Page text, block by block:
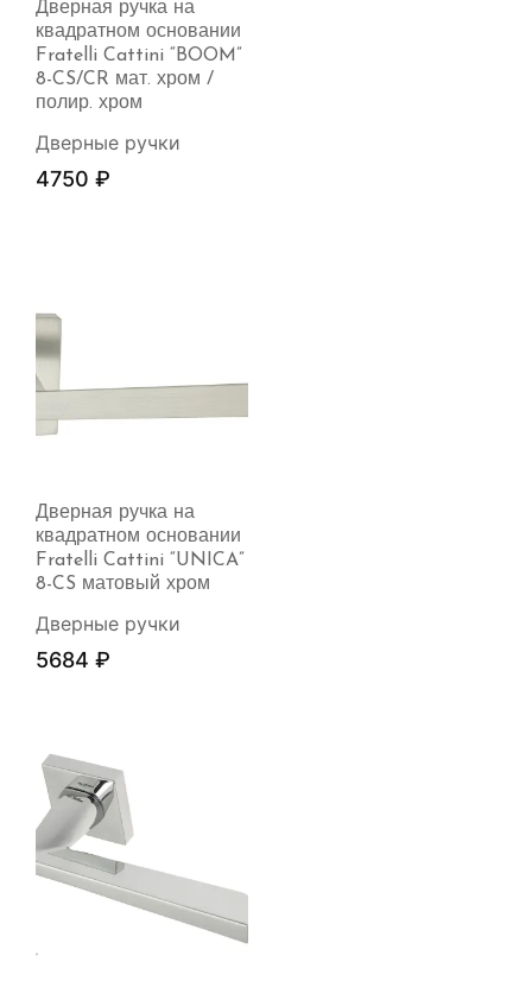
Дверная ручка на
квадратном основании
Fratelli Cattini “BOOM”
8-CS/CR мат. хром /
полир. хром
Дверные ручки
4750 ₽
Дверная ручка на
квадратном основании
Fratelli Cattini “UNICA”
8-CS матовый хром
Дверные ручки
5684 ₽